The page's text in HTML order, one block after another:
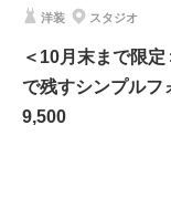
上質な衣裳を身にまと
けます！
天候や周りを気にする
してみませんか？
洋装 スタジオ
＜10月末まで限
で残すシンプルフ
9,500